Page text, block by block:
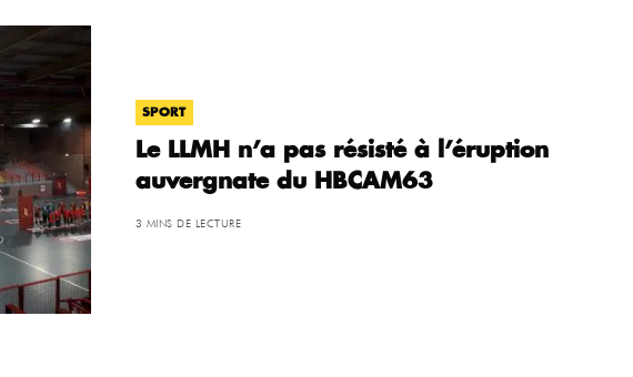
SPORT
Le LLMH n’a pas résisté à l’éruption
auvergnate du HBCAM63
3 MINS DE LECTURE